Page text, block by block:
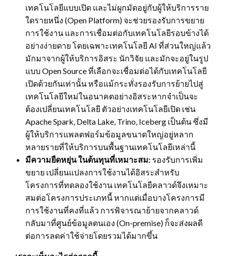
เทคโนโลยีแบบเปิด และไม่ผูกมัดอยู่กับผู้ให้บริการราย
ใดรายหนึ่ง (Open Platform) จะช่วยรองรับการขยาย
การใช้งาน และการเชื่อมต่อกับเทคโนโลยีรอบข้างได้
อย่างง่ายดาย โดยเฉพาะเทคโนโลยี AI ที่ส่วนใหญ่แล้ว
มักมาจากผู้ให้บริการอิสระ นักวิจัย และมักจะอยู่ในรูป
แบบ Open Source ที่เลือกจะเชื่อมต่อได้กับเทคโนโลยี
เปิดด้วยกันเท่านั้น หรือแม้กระทั่งรองรับการย้ายไปสู่
เทคโนโลยีใหม่ในอนาคตอย่างอิสระหากจำเป็นจะ
ต้องเปลี่ยนเทคโนโลยี ตัวอย่างเทคโนโลยีเปิด เช่น
Apache Spark, Delta Lake, Trino, Iceberg เป็นต้น ซึ่งมี
ผู้ให้บริการแพลตฟอร์มข้อมูลขนาดใหญ่อยู่หลาก
หลายรายที่ให้บริการบนพื้นฐานเทคโนโลยีเหล่านี้
มีความยืดหยุ่น ในต้นทุนที่เหมาะสม: รองรับการเพิ่ม
ขยาย เปลี่ยนแปลงการใช้งานได้อิสระสำหรับ
โครงการที่ทดลองใช้งาน เทคโนโลยีคลาวด์จึงเหมาะ
สมต่อโครงการประเภทนี้ หากแต่เมื่อบางโครงการมี
การใช้งานที่คงที่แล้ว การพิจารณาย้ายจากคลาวด์
กลับมาที่ศูนย์ข้อมูลตนเอง (On-premise) ก็จะส่งผลดี
ต่อการลดค่าใช้จ่ายโดยรวมได้มากขึ้น